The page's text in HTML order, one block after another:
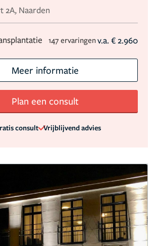
2A, Naarden
147 ervaringenv.a. € 2.960
Meer informatie
Plan een consult
consult Vrijblijvend advies